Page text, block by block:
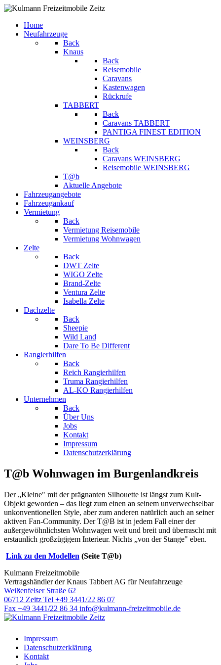
Home
Neufahrzeuge
Back
Knaus
Back
Reisemobile
Caravans
Kastenwagen
Rückrufe
TABBERT
Back
Caravans TABBERT
PANTIGA FINEST EDITION
WEINSBERG
Back
Caravans WEINSBERG
Reisemobile WEINSBERG
T@b
Aktuelle Angebote
Fahrzeugangebote
Fahrzeugankauf
Vermietung
Back
Vermietung Reisemobile
Vermietung Wohnwagen
Zelte
Back
DWT Zelte
WIGO Zelte
Brand-Zelte
Ventura Zelte
Isabella Zelte
Dachzelte
Back
Sheepie
Wild Land
Dare To Be Different
Rangierhilfen
Back
Reich Rangierhilfen
Truma Rangierhilfen
AL-KO Rangierhilfen
Unternehmen
Back
Über Uns
Jobs
Kontakt
Impressum
Datenschutzerklärung
T@b Wohnwagen im Burgenlandkreis
Der „Kleine" mit der prägnanten Silhouette ist längst zum Kult-
Objekt geworden – das liegt zum einen an seinem unverwechselbar
unkonventionellen Style, aber zum anderen natürlich auch an seiner
aktiven Fan-Community. Der T@B ist in jedem Fall einer der
außergewöhnlichsten Wohnwagen weit und breit und überrascht mit
erstaunlich großzügigem Interieur. Nichts „von der Stange" eben.
Link zu den Modellen (Seite T@b)
Kulmann Freizeitmobile
Vertragshändler der Knaus Tabbert AG für Neufahrzeuge
Weißenfelser Straße 62
06712 Zeitz Tel +49 3441/22 86 07
Fax +49 3441/22 86 34 info@kulmann-freizeitmobile.de
Impressum
Datenschutzerklärung
Kontakt